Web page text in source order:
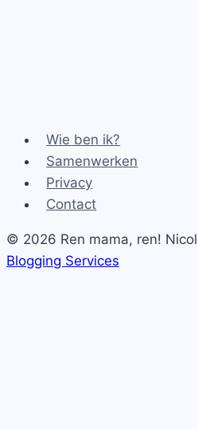
Wie ben ik?
Samenwerken
Privacy
Contact
© 2026 Ren mama, ren!
Blogging Services